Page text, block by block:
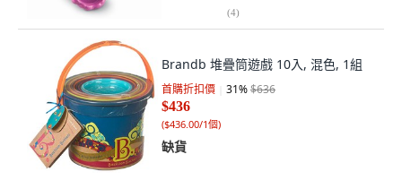
(4)
Brandb 堆疊筒遊戲 10入, 混色, 1組
首購折扣價 31%$636
$436
($436.00/1個)
缺貨